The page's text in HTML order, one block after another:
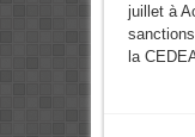
juillet à
la